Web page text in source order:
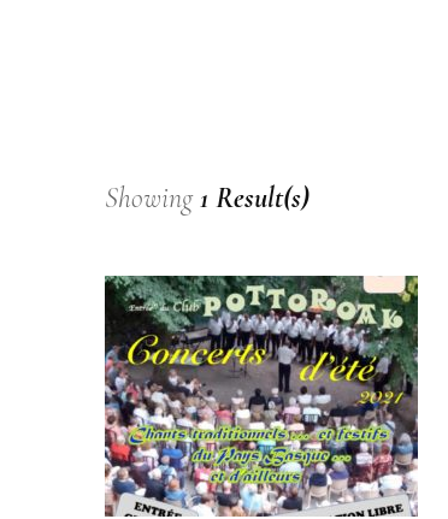
Showing1 Result(s)